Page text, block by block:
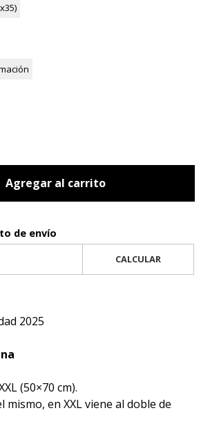
Agregar al carrito
de envío
CALCULAR
2025
(50×70 cm).
mismo, en XXL viene al doble de